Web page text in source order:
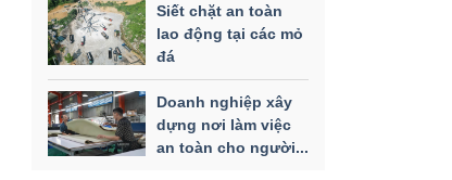
Siết chặt an toàn
lao động tại các mỏ
đá
Doanh nghiệp xây
dựng nơi làm việc
an toàn cho người...